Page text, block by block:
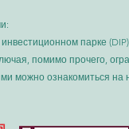
парке
помимо прочего,
можно ознакомиться на